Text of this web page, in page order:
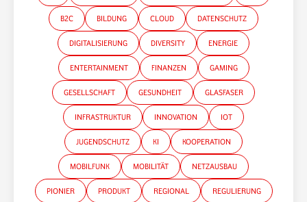
B2C BILDUNG CLOUD DATENSCHUTZ
DIGITALISIERUNG DIVERSITY ENERGIE
ENTERTAINMENT FINANZEN GAMING
GESELLSCHAFT GESUNDHEIT GLASFASER
INFRASTRUKTUR INNOVATION IOT
JUGENDSCHUTZ KI KOOPERATION
MOBILFUNK MOBILITÄT NETZAUSBAU
PIONIER PRODUKT REGIONAL REGULIERUNG